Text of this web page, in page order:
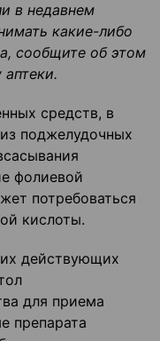
в недавнем
какие-либо
сообщите об этом
средств, в
поджелудочных
фолиевой
потребоваться
кислоты.
действующих
для приема
препарата